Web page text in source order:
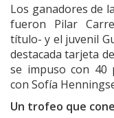
Los ganadores de
fueron Pilar
título- y el juvenil
destacada tarjeta
se impuso con 40
con Sofía
Un trofeo que